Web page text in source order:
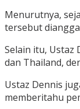
Menurutnya,
tersebut
Selain itu, Ustaz
dan Thailand,
Ustaz Dennis
memberitahu